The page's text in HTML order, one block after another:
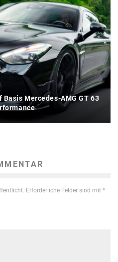
Mercedes-AMG GT 63
Erforderliche Felder sind mit *